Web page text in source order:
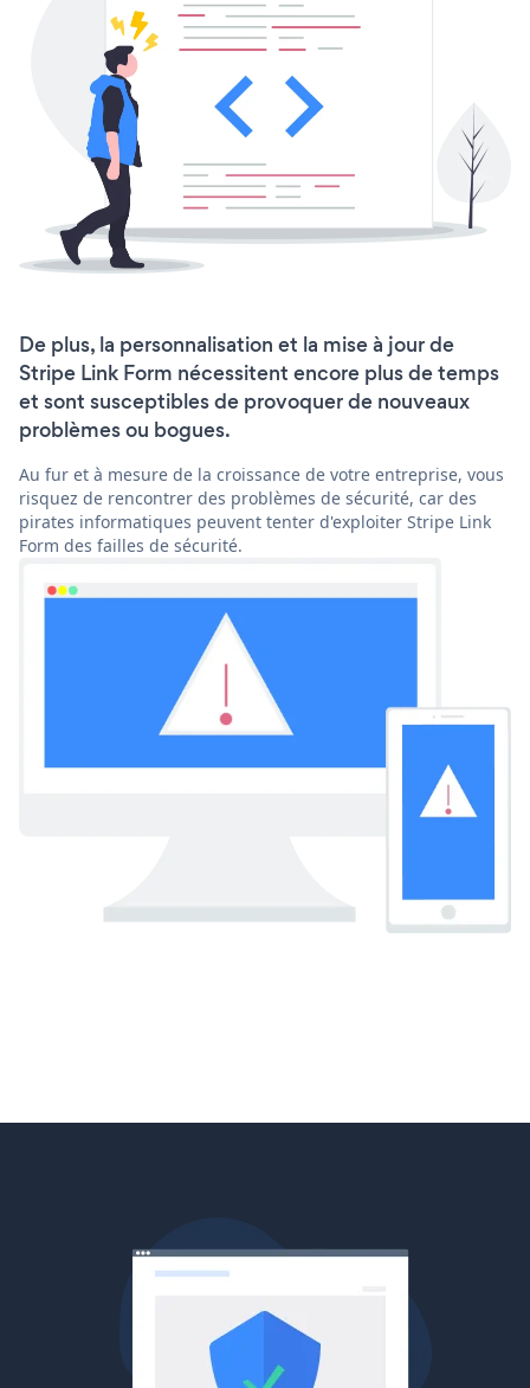
De plus, la personnalisation et la mise à jour de
Stripe Link Form nécessitent encore plus de temps
et sont susceptibles de provoquer de nouveaux
problèmes ou bogues.
Au fur et à mesure de la croissance de votre entreprise, vous
risquez de rencontrer des problèmes de sécurité, car des
pirates informatiques peuvent tenter d'exploiter Stripe Link
Form des failles de sécurité.